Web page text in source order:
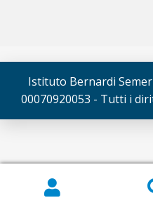
Istituto Bernardi
00070920053 - Tutti i